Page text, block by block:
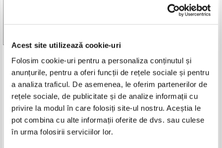
Acest site utilizează cookie-uri
Folosim cookie-uri pentru a personaliza conținutul și
anunțurile, pentru a oferi funcții de rețele sociale și pentru
a analiza traficul. De asemenea, le oferim partenerilor de
rețele sociale, de publicitate și de analize informații cu
privire la modul în care folosiți site-ul nostru. Aceștia le
pot combina cu alte informații oferite de dvs. sau culese
în urma folosirii serviciilor lor.
Theophile Gautier - Capitanul
Produse din aceeasi categorie
-35% -35%